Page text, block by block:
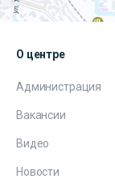
О центре
Администрация
Вакансии
Видео
Новости